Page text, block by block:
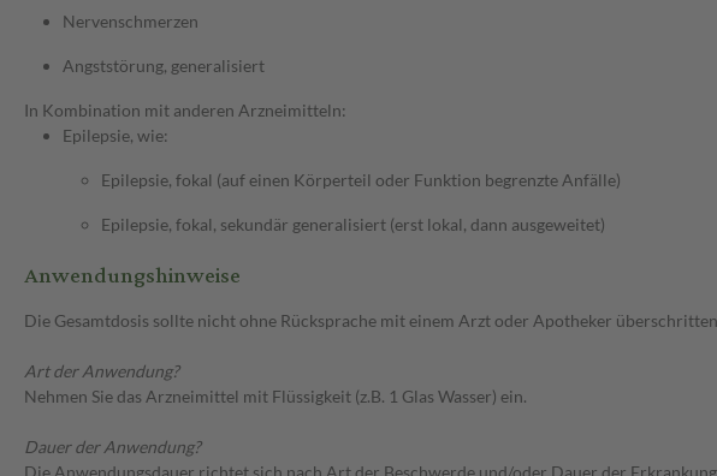
Nervenschmerzen
Angststörung, generalisiert
In Kombination mit anderen Arzneimitteln:
Epilepsie, wie:
Epilepsie, fokal (auf einen Körperteil oder Funktion begrenzte Anfälle)
Epilepsie, fokal, sekundär generalisiert (erst lokal, dann ausgeweitet)
Anwendungshinweise
Die Gesamtdosis sollte nicht ohne Rücksprache mit einem Arzt oder Apotheker
Art der Anwendung?
Nehmen Sie das Arzneimittel mit Flüssigkeit (z.B. 1 Glas Wasser) ein.
Dauer der Anwendung?
Die Anwendungsdauer richtet sich nach Art der Beschwerde und/oder Dauer der